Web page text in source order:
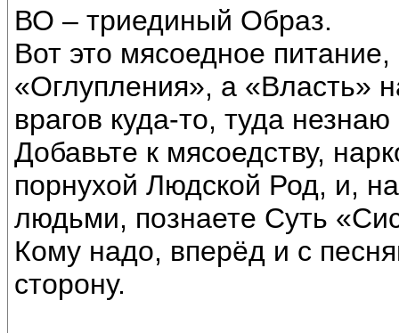
ВО – триединый Образ.
Вот это мясоедное
«Оглупления», а «Власть»
врагов куда-то, туда незнаю
Добавьте к мясоедству,
порнухой Людской Род, и,
людьми, познаете Суть
Кому надо, вперёд и с
сторону.